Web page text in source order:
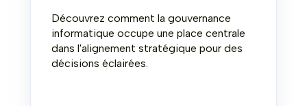
Découvrez comment la gouvernance
informatique occupe une place centrale
dans l'alignement stratégique pour des
décisions éclairées.